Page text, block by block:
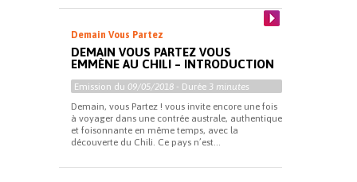
Demain Vous Partez
DEMAIN VOUS PARTEZ VOUS
EMMÈNE AU CHILI – INTRODUCTION
Emission du 09/05/2018 - Durée 3 minutes
Demain, vous Partez ! vous invite encore une fois
à voyager dans une contrée australe, authentique
et foisonnante en même temps, avec la
découverte du Chili. Ce pays n’est...